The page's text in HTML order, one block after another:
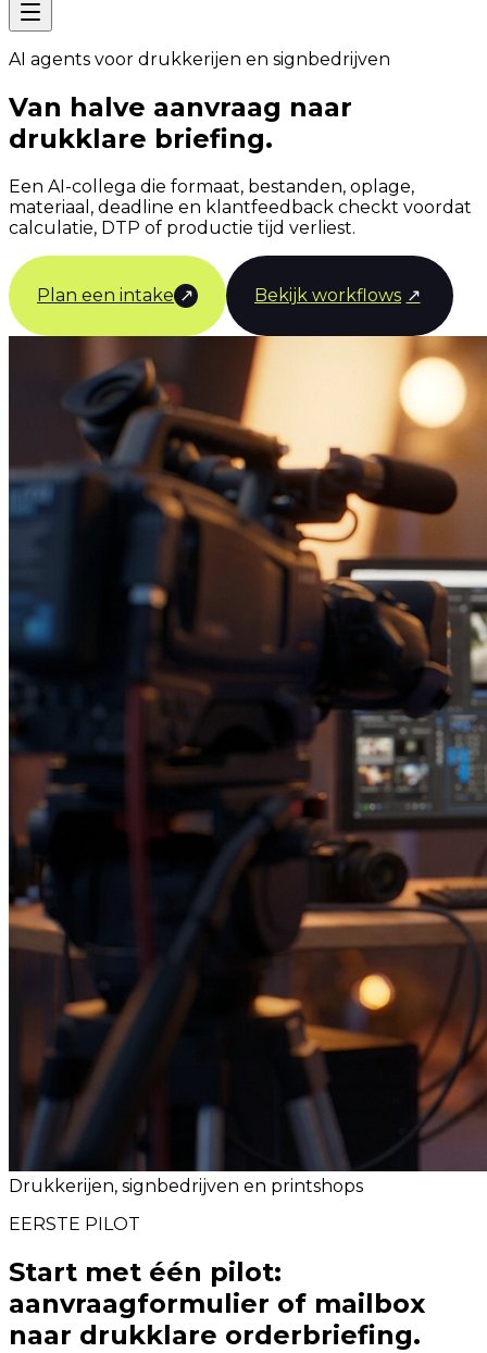
AI agents voor drukkerijen en signbedrijven
Van halve aanvraag naar
drukklare briefing.
Een AI-collega die formaat, bestanden, oplage,
materiaal, deadline en klantfeedback checkt voordat
calculatie, DTP of productie tijd verliest.
Plan een intake ↗ Bekijk workflows ↗
Drukkerijen, signbedrijven en printshops
EERSTE PILOT
Start met één pilot:
aanvraagformulier of mailbox
naar drukklare orderbriefing.